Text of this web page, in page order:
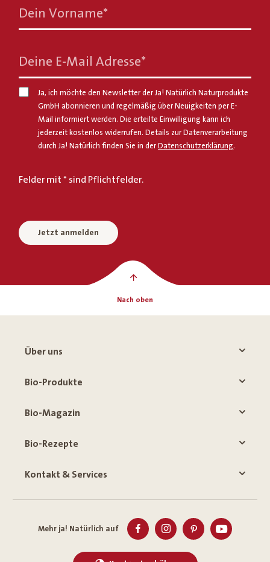
Dein Vorname*
Deine E-Mail Adresse*
Ja, ich möchte den Newsletter der Ja! Natürlich Naturprodukte
GmbH abonnieren und regelmäßig über Neuigkeiten per E-
Mail informiert werden. Die erteilte Einwilligung kann ich
jederzeit kostenlos widerrufen. Details zur Datenverarbeitung
durch Ja! Natürlich finden Sie in der Datenschutzerklärung.
Felder mit * sind Pflichtfelder.
Jetzt anmelden
Nach oben
Über uns
Bio-Produkte
Bio-Magazin
Bio-Rezepte
Kontakt & Services
Mehr ja! Natürlich auf